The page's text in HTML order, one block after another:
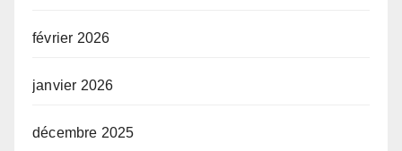
février 2026
janvier 2026
décembre 2025